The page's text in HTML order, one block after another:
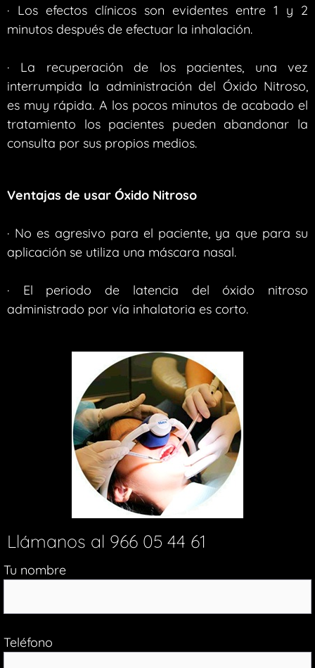
· Los efectos clínicos son evidentes entre 1 y 2
minutos después de efectuar la inhalación.
· La recuperación de los pacientes, una vez
interrumpida la administración del Óxido Nitroso,
es muy rápida. A los pocos minutos de acabado el
tratamiento los pacientes pueden abandonar la
consulta por sus propios medios.
Ventajas de usar Óxido Nitroso
· No es agresivo para el paciente, ya que para su
aplicación se utiliza una máscara nasal.
· El periodo de latencia del óxido nitroso
administrado por vía inhalatoria es corto.
Llámanos al 966 05 44 61
Tu nombre
Teléfono